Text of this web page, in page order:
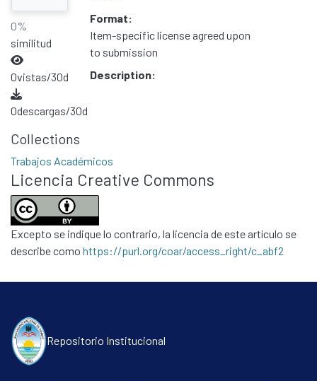
0%
similitud
0vistas/30d
0descargas/30d
Format:
Item-specific license agreed upon
to submission
Description:
Collections
Trabajos Académicos
Licencia Creative Commons
Excepto se indique lo contrario, la licencia de este artículo se
describe como https://purl.org/coar/access_right/c_abf2
Repositorio Institucional